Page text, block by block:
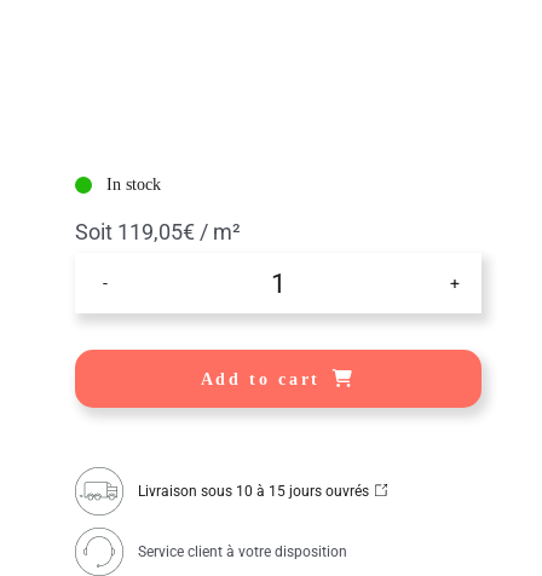
In stock
Soit 119,05€ / m²
Nekko®
Gris
Lames
terrasse
bois
composite
Add to cart
Livraison sous 10 à 15 jours ouvrés
Service client à votre disposition